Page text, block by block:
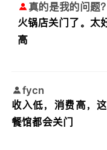
真的是我的问题？
火锅店关门了。太
高
fycn
收入低，消费高，
餐馆都会关门